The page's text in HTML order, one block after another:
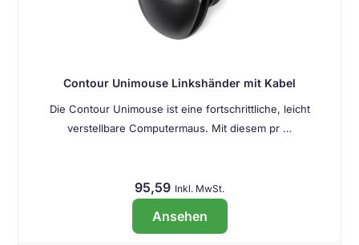
Contour Unimouse Linkshänder mit Kabel
Die Contour Unimouse ist eine fortschrittliche, leicht
verstellbare Computermaus. Mit diesem pr …
95,59 Inkl. MwSt.
Ansehen